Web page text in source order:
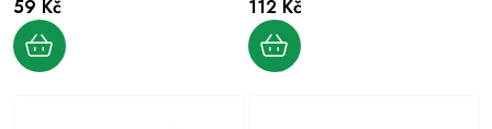
k
t
u
k
59 Kč 112 Kč